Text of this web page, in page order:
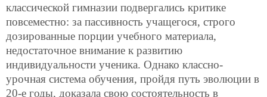
классической гимназии подвергались критике
повсеместно: за пассивность учащегося, строго
дозированные порции учебного материала,
недостаточное внимание к развитию
индивидуальности ученика. Однако классно-
урочная система обучения, пройдя путь эволюции в
20-е годы, доказала свою состоятельность в